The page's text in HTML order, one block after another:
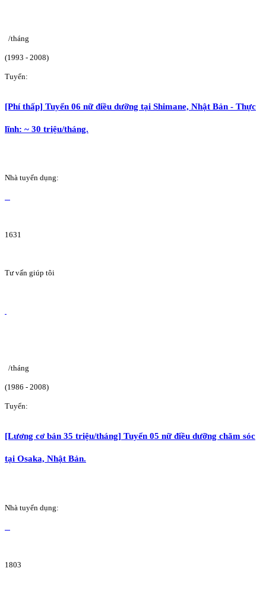
/tháng
(1993 - 2008)
Tuyển:
[Phí thấp] Tuyển 06 nữ điều dưỡng tại Shimane, Nhật Bản - Thực
lĩnh: ~ 30 triệu/tháng.
Nhà tuyển dụng:
1631
Tư vấn giúp tôi
/tháng
(1986 - 2008)
Tuyển:
[Lương cơ bản 35 triệu/tháng] Tuyển 05 nữ điều dưỡng chăm sóc
tại Osaka, Nhật Bản.
Nhà tuyển dụng:
1803